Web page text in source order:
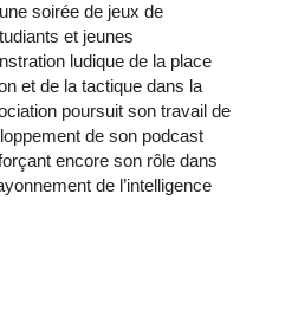
soirée de jeux de
et jeunes
ludique de la place
et de la tactique dans la
poursuit son travail de
de son podcast
encore son rôle dans
de l’intelligence